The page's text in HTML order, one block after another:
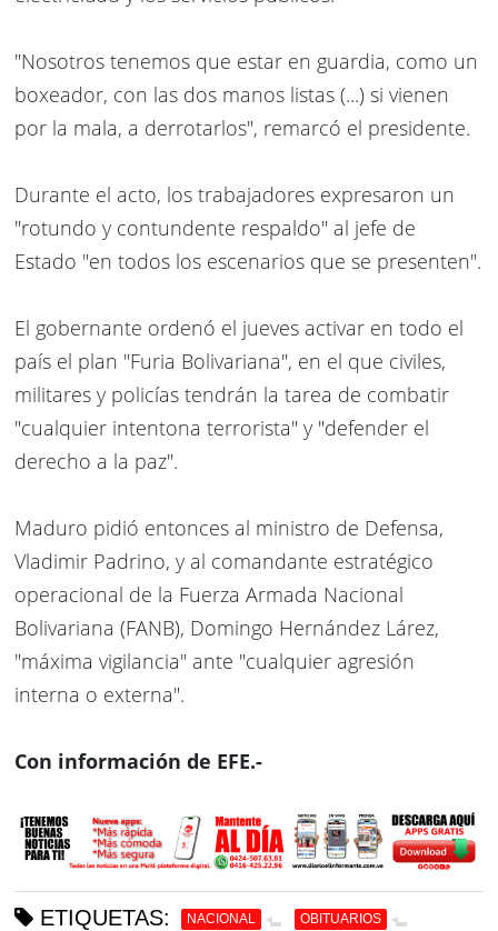
"Nosotros tenemos que estar en guardia, como un
boxeador, con las dos manos listas (...) si vienen
por la mala, a derrotarlos", remarcó el presidente.
Durante el acto, los trabajadores expresaron un
"rotundo y contundente respaldo" al jefe de
Estado "en todos los escenarios que se presenten".
El gobernante ordenó el jueves activar en todo el
país el plan "Furia Bolivariana", en el que civiles,
militares y policías tendrán la tarea de combatir
"cualquier intentona terrorista" y "defender el
derecho a la paz".
Maduro pidió entonces al ministro de Defensa,
Vladimir Padrino, y al comandante estratégico
operacional de la Fuerza Armada Nacional
Bolivariana (FANB), Domingo Hernández Lárez,
"máxima vigilancia" ante "cualquier agresión
interna o externa".
Con información de EFE.-
ETIQUETAS: NACIONAL OBITUARIOS